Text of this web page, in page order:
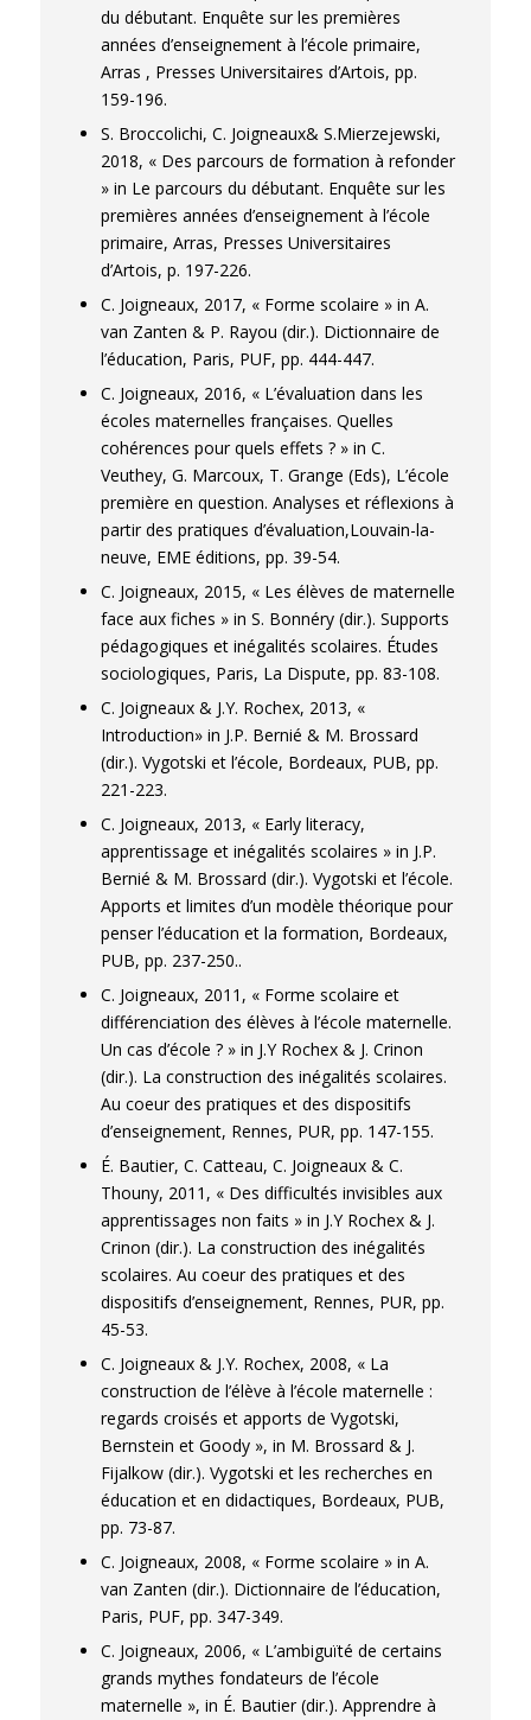
du débutant. Enquête sur les premières
années d’enseignement à l’école primaire,
Arras , Presses Universitaires d’Artois, pp.
159-196.
S. Broccolichi, C. Joigneaux& S.Mierzejewski,
2018, « Des parcours de formation à refonder
» in Le parcours du débutant. Enquête sur les
premières années d’enseignement à l’école
primaire, Arras, Presses Universitaires
d’Artois, p. 197-226.
C. Joigneaux, 2017, « Forme scolaire » in A.
van Zanten & P. Rayou (dir.). Dictionnaire de
l’éducation, Paris, PUF, pp. 444-447.
C. Joigneaux, 2016, « L’évaluation dans les
écoles maternelles françaises. Quelles
cohérences pour quels effets ? » in C.
Veuthey, G. Marcoux, T. Grange (Eds), L’école
première en question. Analyses et réflexions à
partir des pratiques d’évaluation,Louvain-la-
neuve, EME éditions, pp. 39-54.
C. Joigneaux, 2015, « Les élèves de maternelle
face aux fiches » in S. Bonnéry (dir.). Supports
pédagogiques et inégalités scolaires. Études
sociologiques, Paris, La Dispute, pp. 83-108.
C. Joigneaux & J.Y. Rochex, 2013, «
Introduction» in J.P. Bernié & M. Brossard
(dir.). Vygotski et l’école, Bordeaux, PUB, pp.
221-223.
C. Joigneaux, 2013, « Early literacy,
apprentissage et inégalités scolaires » in J.P.
Bernié & M. Brossard (dir.). Vygotski et l’école.
Apports et limites d’un modèle théorique pour
penser l’éducation et la formation, Bordeaux,
PUB, pp. 237-250..
C. Joigneaux, 2011, « Forme scolaire et
différenciation des élèves à l’école maternelle.
Un cas d’école ? » in J.Y Rochex & J. Crinon
(dir.). La construction des inégalités scolaires.
Au coeur des pratiques et des dispositifs
d’enseignement, Rennes, PUR, pp. 147-155.
É. Bautier, C. Catteau, C. Joigneaux & C.
Thouny, 2011, « Des difficultés invisibles aux
apprentissages non faits » in J.Y Rochex & J.
Crinon (dir.). La construction des inégalités
scolaires. Au coeur des pratiques et des
dispositifs d’enseignement, Rennes, PUR, pp.
45-53.
C. Joigneaux & J.Y. Rochex, 2008, « La
construction de l’élève à l’école maternelle :
regards croisés et apports de Vygotski,
Bernstein et Goody », in M. Brossard & J.
Fijalkow (dir.). Vygotski et les recherches en
éducation et en didactiques, Bordeaux, PUB,
pp. 73-87.
C. Joigneaux, 2008, « Forme scolaire » in A.
van Zanten (dir.). Dictionnaire de l’éducation,
Paris, PUF, pp. 347-349.
C. Joigneaux, 2006, « L’ambiguïté de certains
grands mythes fondateurs de l’école
maternelle », in É. Bautier (dir.). Apprendre à